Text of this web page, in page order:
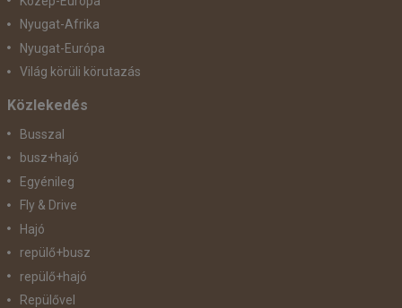
Nyugat-Afrika
Nyugat-Európa
Világ körüli körutazás
Közlekedés
Busszal
busz+hajó
Egyénileg
Fly & Drive
Hajó
repülő+busz
repülő+hajó
Repülővel